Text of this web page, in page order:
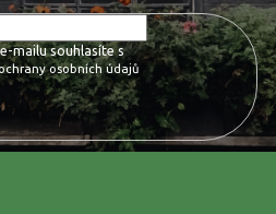
mailu souhlasíte s
osobních údajů